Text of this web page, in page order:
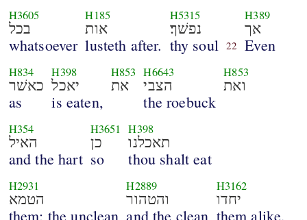
H3605
בכל
whatsoever
H185
אות
lusteth after.
H5315
נפשׁך׃
thy soul 22
H389
אך
Even
H834
כאשׁר
as
H398
יאכל
is eaten,
H853
את
H6643
הצבי
the roebuck
H853
ואת
H354
האיל
and the hart
H3651
כן
so
H398
תאכלנו
thou shalt eat
H2931
הטמא
them: the unclean
H2889
והטהור
and the clean
H3162
יחדו
them alike.